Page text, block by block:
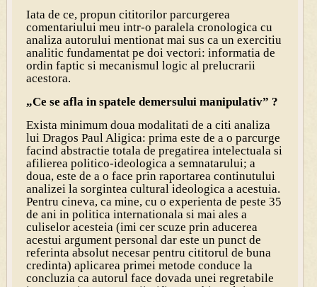
Iata de ce, propun cititorilor parcurgerea
comentariului meu intr-o paralela cronologica cu
analiza autorului mentionat mai sus ca un exercitiu
analitic fundamentat pe doi vectori: informatia de
ordin faptic si mecanismul logic al prelucrarii
acestora.
„Ce se afla in spatele demersului manipulativ” ?
Exista minimum doua modalitati de a citi analiza
lui Dragos Paul Aligica: prima este de a o parcurge
facind abstractie totala de pregatirea intelectuala si
afilierea politico-ideologica a semnatarului; a
doua, este de a o face prin raportarea continutului
analizei la sorgintea cultural ideologica a acestuia.
Pentru cineva, ca mine, cu o experienta de peste 35
de ani in politica internationala si mai ales a
culiselor acesteia (imi cer scuze prin aducerea
acestui argument personal dar este un punct de
referinta absolut necesar pentru cititorul de buna
credinta) aplicarea primei metode conduce la
concluzia ca autorul face dovada unei regretabile